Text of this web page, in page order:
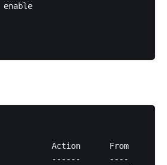
Action      From
------      ----